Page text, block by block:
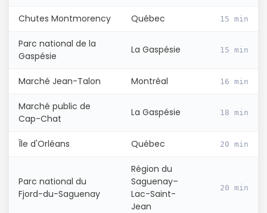
Chutes Montmorency Québec 15 min
Parc national de la
Gaspésie
La Gaspésie 15 min
Marché Jean-Talon Montréal 16 min
Marché public de
Cap-Chat
La Gaspésie 18 min
Île d'Orléans Québec 20 min
Parc national du
Fjord-du-Saguenay
Région du
Saguenay–
Lac-Saint-
Jean
20 min